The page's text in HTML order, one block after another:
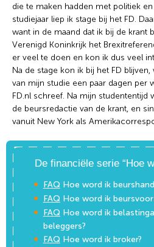
die te maken hadden met politiek
studiejaar liep ik stage bij het FD.
want in de maand dat ik bij de krant
Verenigd Koninkrijk het
er veel te doen en kon ik dus veel
Na de stage kon ik bij het FD
van mijn studie een paar dagen per
FD.nl schreef. Na mijn studententijd
de beursredactie van de krant, en
vanuit New York als
De financiële serie “Hoe
FAQ Hoe word ik
FAQ Hoe word ik
FAQ Hoe word ik
beleggers?
FAQ Hoe word ik broker?